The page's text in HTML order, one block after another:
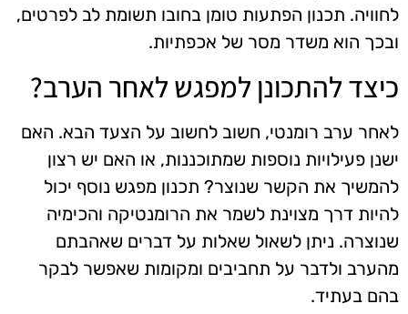
לחוויה. תכנון הפתעות טומן בחובו תשומת לב לפרטים,
ובכך הוא משדר מסר של אכפתיות.
כיצד להתכונן למפגש לאחר הערב?
לאחר ערב רומנטי, חשוב לחשוב על הצעד הבא. האם
ישנן פעילויות נוספות שמתוכננות, או האם יש רצון
להמשיך את הקשר שנוצר? תכנון מפגש נוסף יכול
להיות דרך מצוינת לשמר את הרומנטיקה והכימיה
שנוצרה. ניתן לשאול שאלות על דברים שאהבתם
מהערב ולדבר על תחביבים ומקומות שאפשר לבקר
בהם בעתיד.